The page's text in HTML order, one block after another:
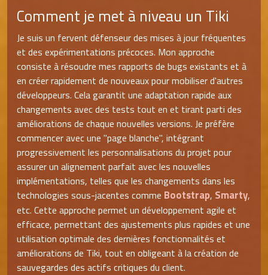
Comment je met à niveau un Tiki
Je suis un fervent défenseur des mises à jour fréquentes
et des expérimentations précoces. Mon approche
consiste à résoudre mes rapports de bugs existants et à
en créer rapidement de nouveaux pour mobiliser d'autres
développeurs. Cela garantit une adaptation rapide aux
changements avec des tests tout en et tirant parti des
améliorations de chaque nouvelles versions. Je préfère
commencer avec une "page blanche", intégrant
progressivement les personnalisations du projet pour
assurer un alignement parfait avec les nouvelles
implémentations, telles que les changements dans les
technologies sous-jacentes comme Bootstrap, Smarty,
etc. Cette approche permet un développement agile et
efficace, permettant des ajustements plus rapides et une
utilisation optimale des dernières fonctionnalités et
améliorations de Tiki, tout en obligeant à la création de
sauvegardes des actifs critiques du client.